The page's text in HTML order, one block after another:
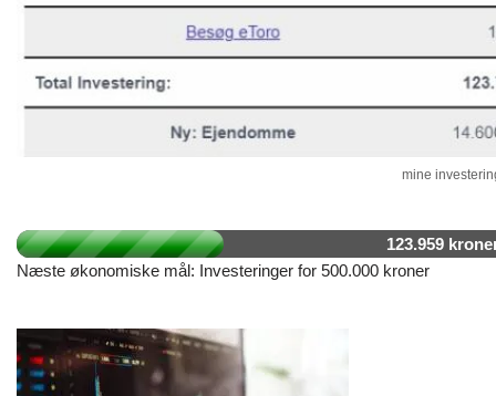
mine
123.959
Næste økonomiske mål: Investeringer for 500.000 kroner